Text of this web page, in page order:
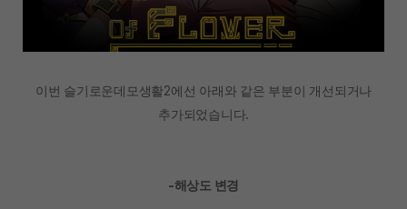
이번 슬기로운데모생활2에선 아래와 같은 부분이 개선되거나
추가되었습니다.
-해상도 변경